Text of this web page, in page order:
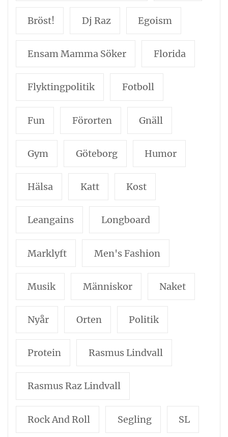
Bröst! Dj Raz Egoism
Ensam Mamma Söker Florida
Flyktingpolitik Fotboll
Fun Förorten Gnäll
Gym Göteborg Humor
Hälsa Katt Kost
Leangains Longboard
Marklyft Men's Fashion
Musik Människor Naket
Nyår Orten Politik
Protein Rasmus Lindvall
Rasmus Raz Lindvall
Rock And Roll Segling SL